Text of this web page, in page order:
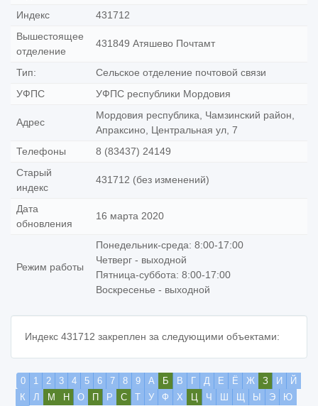
Индекс
431712
Вышестоящее
отделение
431849 Атяшево Почтамт
Тип:
Сельское отделение почтовой связи
УФПС
УФПС республики Мордовия
Адрес
Мордовия республика, Чамзинский район,
Апраксино, Центральная ул, 7
Телефоны
8 (83437) 24149
Старый
индекс
431712 (без изменений)
Дата
обновления
16 марта 2020
Режим работы
Понедельник-среда: 8:00-17:00
Четверг - выходной
Пятница-суббота: 8:00-17:00
Воскресенье - выходной
Индекс 431712 закреплен за следующими объектами:
0 1 2 3 4 5 6 7 8 9 А Б В Г Д Е Ё Ж З И
Й
К
Л М Н О П Р С Т У Ф Х Ц Ч Ш Щ Ы Э
Ю